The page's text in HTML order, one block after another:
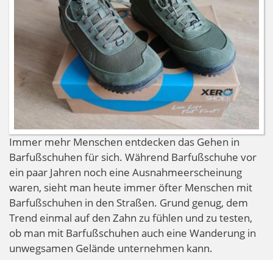
Immer mehr Menschen entdecken das Gehen in
Barfußschuhen für sich. Während Barfußschuhe vor
ein paar Jahren noch eine Ausnahmeerscheinung
waren, sieht man heute immer öfter Menschen mit
Barfußschuhen in den Straßen. Grund genug, dem
Trend einmal auf den Zahn zu fühlen und zu testen,
ob man mit Barfußschuhen auch eine Wanderung in
unwegsamen Gelände unternehmen kann.